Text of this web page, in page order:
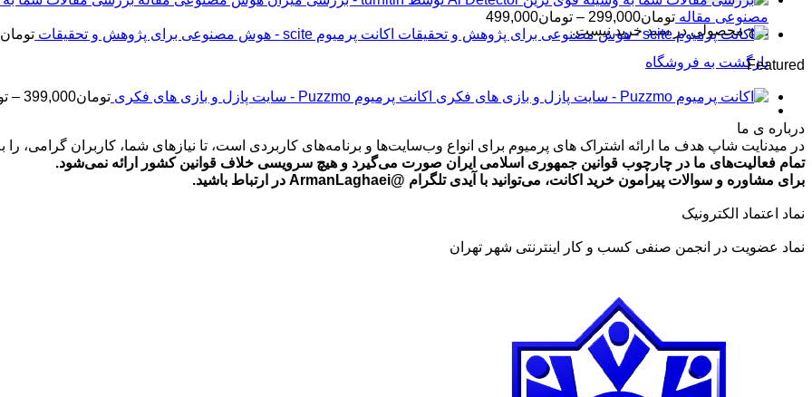
هیچ محصولی در سبد خرید نیست.
بازگشت به فروشگاه
مصنوعی مقاله تومان299,000
– تومان499,000محدوده
قیمت:
اکانت پرمیوم scite - هوش مصنوعی برای پژوهش و تحقیقات
تومان
Featured
اکانت پرمیوم Puzzmo - سایت پازل و بازی های فکری تومان399,000
–
درباره ی ما
در میدنایت شاپ هدف ما ارائه اشتراک های پرمیوم برای انواع وب‌سایت‌ها و برنامه‌های کاربردی است، تا نیازهای شما، کاربران گرامی،
تمام فعالیت‌های ما در چارچوب قوانین جمهوری اسلامی ایران صورت می‌گیرد و هیچ سرویسی خلاف قوانین کشور ارائه نمی‌شود.
برای مشاوره و سوالات پیرامون خرید اکانت، می‌توانید با آیدی تلگرام @ArmanLaghaei در ارتباط باشید.
نماد اعتماد الکترونیک
نماد عضویت در انجمن صنفی کسب و کار اینترنتی شهر تهران